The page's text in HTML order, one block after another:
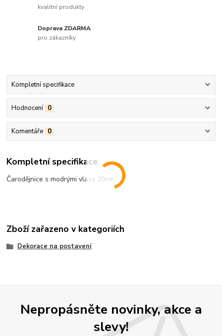
kvalitní produkty
Doprava ZDARMA
pro zákazníky
Kompletní specifikace
Hodnocení 0
Komentáře 0
Kompletní specifikace
Čarodějnice s modrými vlasy 20cm
Zboží zařazeno v kategoriích
Dekorace na postavení
Nepropásněte novinky, akce a
slevy!